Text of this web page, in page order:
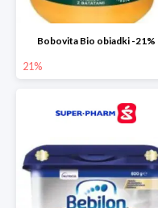
Bobovita Bio obiadki -21%
21%